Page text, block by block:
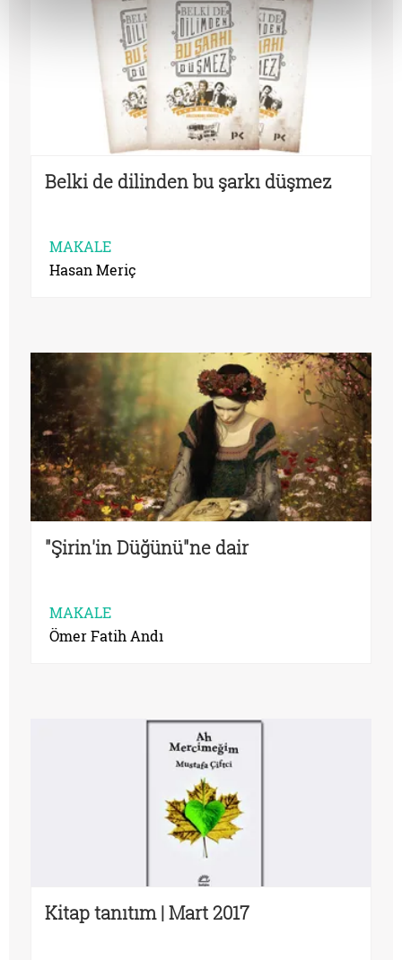
Belki de dilinden bu şarkı düşmez
MAKALE
Hasan Meriç
"Şirin'in Düğünü"ne dair
MAKALE
Ömer Fatih Andı
Kitap tanıtım | Mart 2017